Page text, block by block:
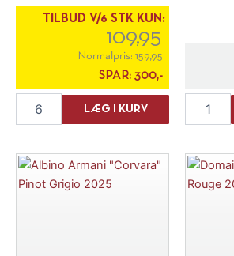
fuld [...]
TILBUD V/6 STK KUN:
109,95
Normalpris: 159,95
SPAR: 300,-
Ferrant
Brut
antal
LÆG I KURV
Jakob
Riesling
2024
antal